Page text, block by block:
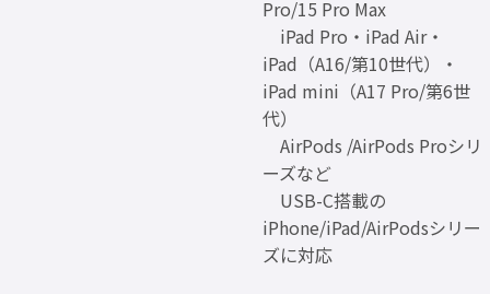
Pro/15 Pro Max
iPad Pro・iPad Air・
iPad（A16/第10世代）・
iPad mini（A17 Pro/第6世
代）
AirPods /AirPods Proシリ
ーズなど
USB-C搭載の
iPhone/iPad/AirPodsシリー
ズに対応